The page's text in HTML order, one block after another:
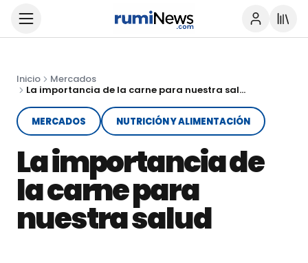
Inicio
Mercados
La importancia de la carne para nuestra salud
MERCADOS NUTRICIÓN Y ALIMENTACIÓN
La importancia de
la carne para
nuestra salud